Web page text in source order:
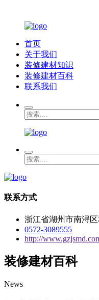
首页
关于我们
装修建材知识
装修建材百科
联系我们
联系方式
浙江省湖州市南浔
0572-3089555
http://
装修建材百科
News